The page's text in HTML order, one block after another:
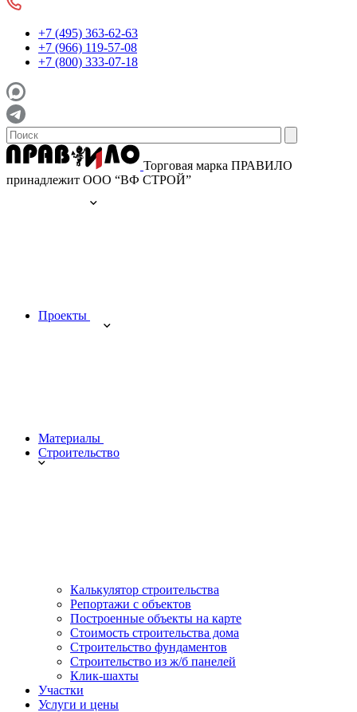
+7 (495) 363-62-63
+7 (966) 119-57-08
+7 (800) 333-07-18
Торговая марка ПРАВИЛО
принадлежит ООО “ВФ СТРОЙ”
Проекты
Материалы
Строительство
Калькулятор строительства
Репортажи с объектов
Построенные объекты на карте
Стоимость строительства дома
Строительство фундаментов
Строительство из ж/б панелей
Клик-шахты
Участки
Услуги и цены